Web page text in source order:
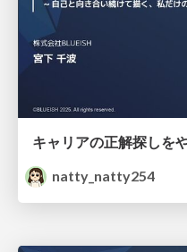
natty_natty254